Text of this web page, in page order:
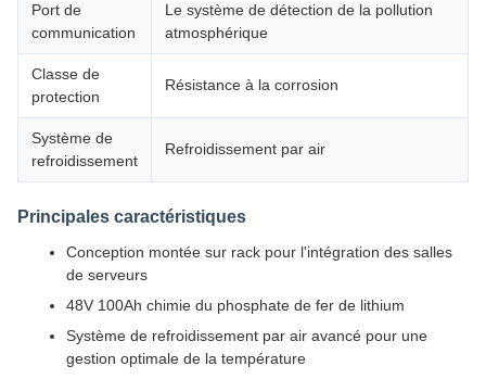
Port de
communication
Le système de détection de la pollution
atmosphérique
Classe de
protection
Résistance à la corrosion
Système de
refroidissement
Refroidissement par air
Principales caractéristiques
Conception montée sur rack pour l'intégration des salles
de serveurs
48V 100Ah chimie du phosphate de fer de lithium
Système de refroidissement par air avancé pour une
gestion optimale de la température